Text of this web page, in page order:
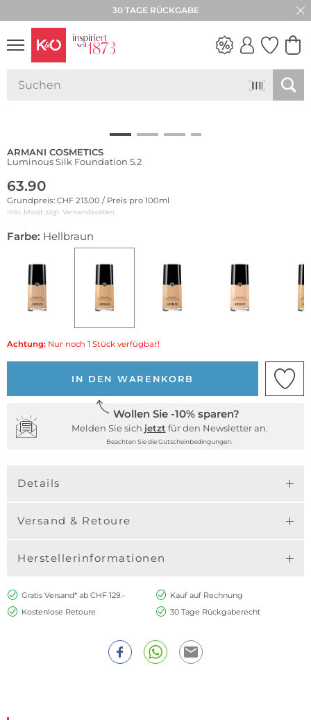
30 TAGE RÜCKGABE
ARMANI COSMETICS
Luminous Silk Foundation 5.2
63.90
Grundpreis: CHF 213.00 / Preis pro 100ml
inkl. Mwst zzgl. Versandkosten
Farbe: Hellbraun
Achtung: Nur noch 1 Stück verfügbar!
IN DEN WARENKORB
Wollen Sie -10% sparen?
Melden Sie sich jetzt für den Newsletter an.
Beachten Sie die Gutscheinbedingungen.
Details
Versand & Retoure
Herstellerinformationen
Gratis Versand* ab CHF 129.-
Kauf auf Rechnung
Kostenlose Retoure
30 Tage Rückgaberecht